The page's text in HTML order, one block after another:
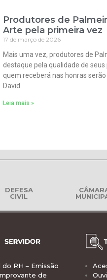
Produtores de
Arte pela primeira vez
17 de março de 2026
Mais uma vez, produtores de
destaque pela qualidade de
quem receberá nas honras
David
Leia mais »
DEFESA
CIVIL
do RH – Emissão
de